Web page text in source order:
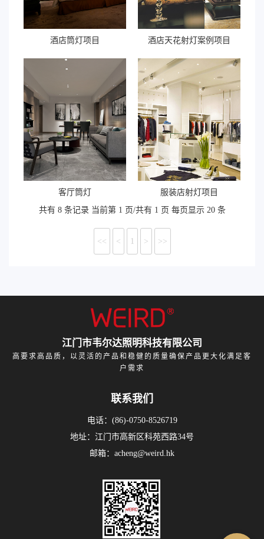
酒店筒灯项目 酒店天花射灯案例项目
客厅筒灯
服装店射灯项目
共有 8 条记录 当前第 1 页/共有 1 页 每页显示 20 条
<< < 1 > >>
江门市韦尔达照明科技有限公司
高要求高品质，以灵活的产品和稳健的质量确保产品更大化满足客
户需求
联系我们
电话：(86)-0750-8526719
地址：江门市高新区科苑西路34号
邮箱：acheng@weird.hk